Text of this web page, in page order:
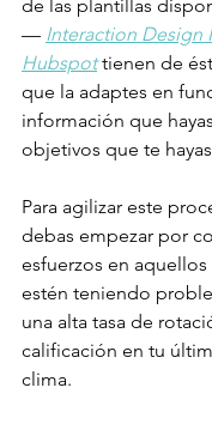
de las plantillas
— Interaction Design
Hubspot tienen de
que la adaptes en
información que
objetivos que te
Para agilizar este
debas empezar por
esfuerzos en
estén teniendo
una alta tasa de
calificación en tu
clima.